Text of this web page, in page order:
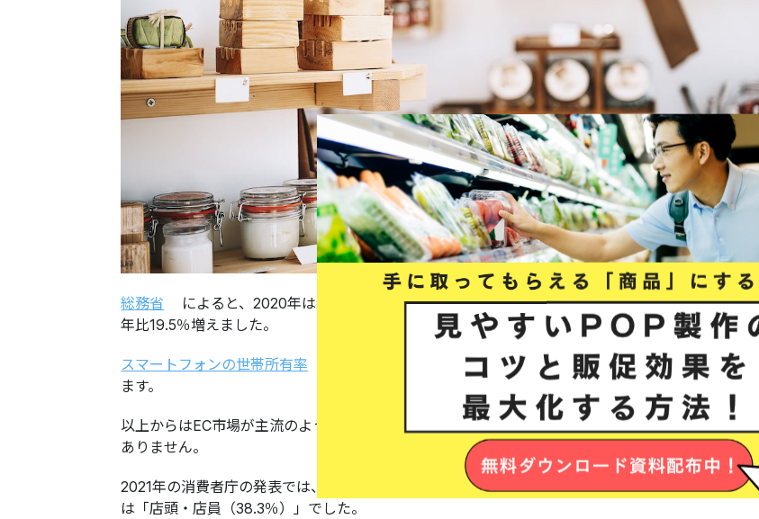
総務省
によると、2020年は新型コロナウイルス感染症の影響でEC市場が世界規模で変化し、前
年比19.5％増えました。
スマートフォンの世帯所有率
が88.6％である日本でも、たくさんの人がECサイトを利用してい
ます。
以上からはEC市場が主流のように感じますが、実は店頭でも購入が劇的に減少しているわけでは
ありません。
2021年の消費者庁の発表では、消費者が商品・サービスの購入を検討する際に最も重視しているの
は「店頭・店員（38.3％）」でした。